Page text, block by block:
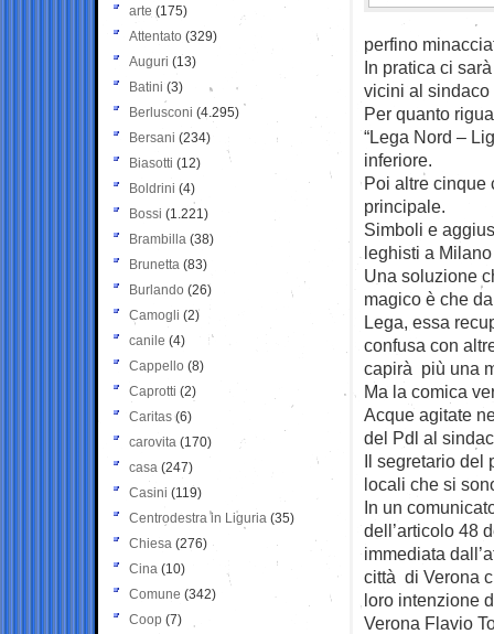
perfino
In pratica ci
vicini al sindaco
Per quanto
“Lega Nord –
inferiore.
Poi altre cinque
principale.
Simboli e
leghisti a
Una soluzione
magico è che
Lega, essa
confusa con
capirà più una
Ma la comica
Acque agitate
del Pdl al
Il segretario del
locali che si
In un
dell’articolo 48
immediata
città di Verona
loro intenzione
Verona Flavio
arte (175)
Attentato (329)
Auguri (13)
Batini (3)
Berlusconi (4.295)
Bersani (234)
Biasotti (12)
Boldrini (4)
Bossi (1.221)
Brambilla (38)
Brunetta (83)
Burlando (26)
Camogli (2)
canile (4)
Cappello (8)
Caprotti (2)
Caritas (6)
carovita (170)
casa (247)
Casini (119)
Centrodestra in Liguria (35)
Chiesa (276)
Cina (10)
Comune (342)
Coop (7)